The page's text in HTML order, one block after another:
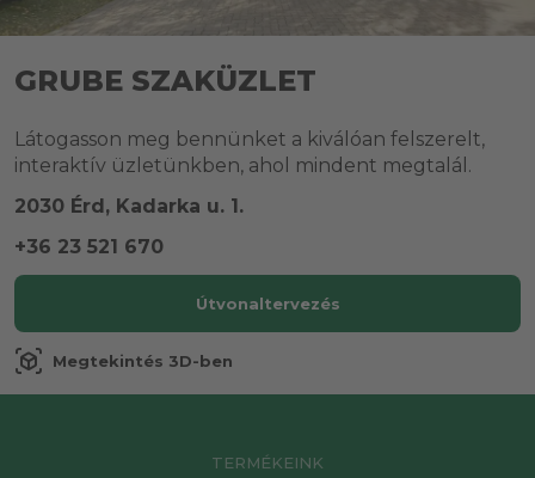
GRUBE SZAKÜZLET
Látogasson meg bennünket a kiválóan felszerelt,
interaktív üzletünkben, ahol mindent megtalál.
2030 Érd, Kadarka u. 1.
+36 23 521 670
Útvonaltervezés
view_in_ar Megtekintés 3D-ben
TERMÉKEINK